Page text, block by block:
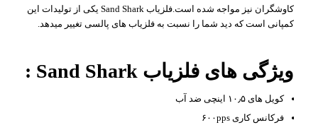
کاوشگران نیز مواجه شده است.فلزیاب Sand Shark یکی از تولیدات این
کمپانی است که دید شما را نسبت به فلزیاب های پالسی تغییر میدهد.
ویژگی های فلزیاب Sand Shark :
کویل های ۱۰٫۵ اینچی ضد آب
فرکانس کاری ۶۰۰pps